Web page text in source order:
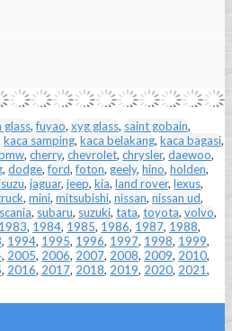
glass,fuyao, xyg glass, saint gobain,
kaca samping, kaca belakang, kaca bagasi,
, cherry, chevrolet, chrysler, daewoo,
, dodge,ford,foton, geely, hino, holden,
, jaguar, jeep, kia, land rover, lexus,
, mini, mitsubishi, nissan, nissan ud,
scania, subaru, suzuki, tata, toyota, volvo,
1983, 1984, 1985, 1986, 1987, 1988,
, 1994, 1995, 1996, 1997, 1998, 1999,
, 2005, 2006, 2007, 2008, 2009, 2010,
, 2016, 2017, 2018, 2019, 2020, 2021,